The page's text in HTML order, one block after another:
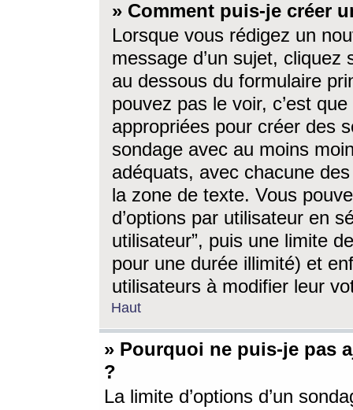
» Comment puis-je créer
Lorsque vous rédigez un
message d’un sujet, cliquez
au dessous du formulaire
pouvez pas le voir, c’est
appropriées pour créer des
sondage avec au moins
adéquats, avec chacune
la zone de texte. Vous
d’options par utilisateur en
utilisateur”, puis une limite
pour une durée illimité) et
utilisateurs à modifier leur
Haut
» Pourquoi ne puis-je pas
?
La limite d’options d’un